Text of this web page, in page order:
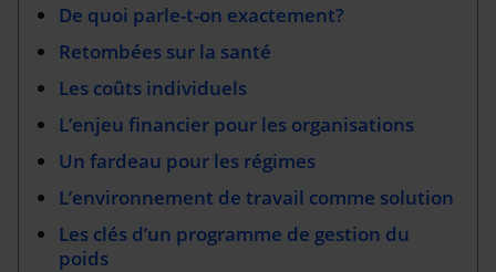
De quoi parle-t-on exactement?
Retombées sur la santé
Les coûts individuels
L’enjeu financier pour les organisations
Un fardeau pour les régimes
L’environnement de travail comme solution
Les clés d’un programme de gestion du
poids